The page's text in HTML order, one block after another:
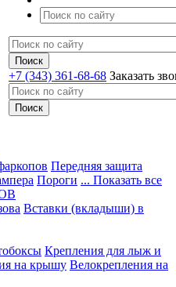
+7 (343) 361-68-68 Заказать
Передняя защита
Пороги ... Показать все
Вставки (вкладыши) в
Крепления для лыж и
на крышу Велокрепления на